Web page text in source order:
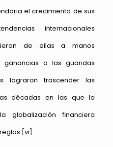
el crecimiento de sus
internacionales
de ellas a manos
ganancias a las guaridas
lograron trascender las
décadas en las que la
globalización financiera
[vi]